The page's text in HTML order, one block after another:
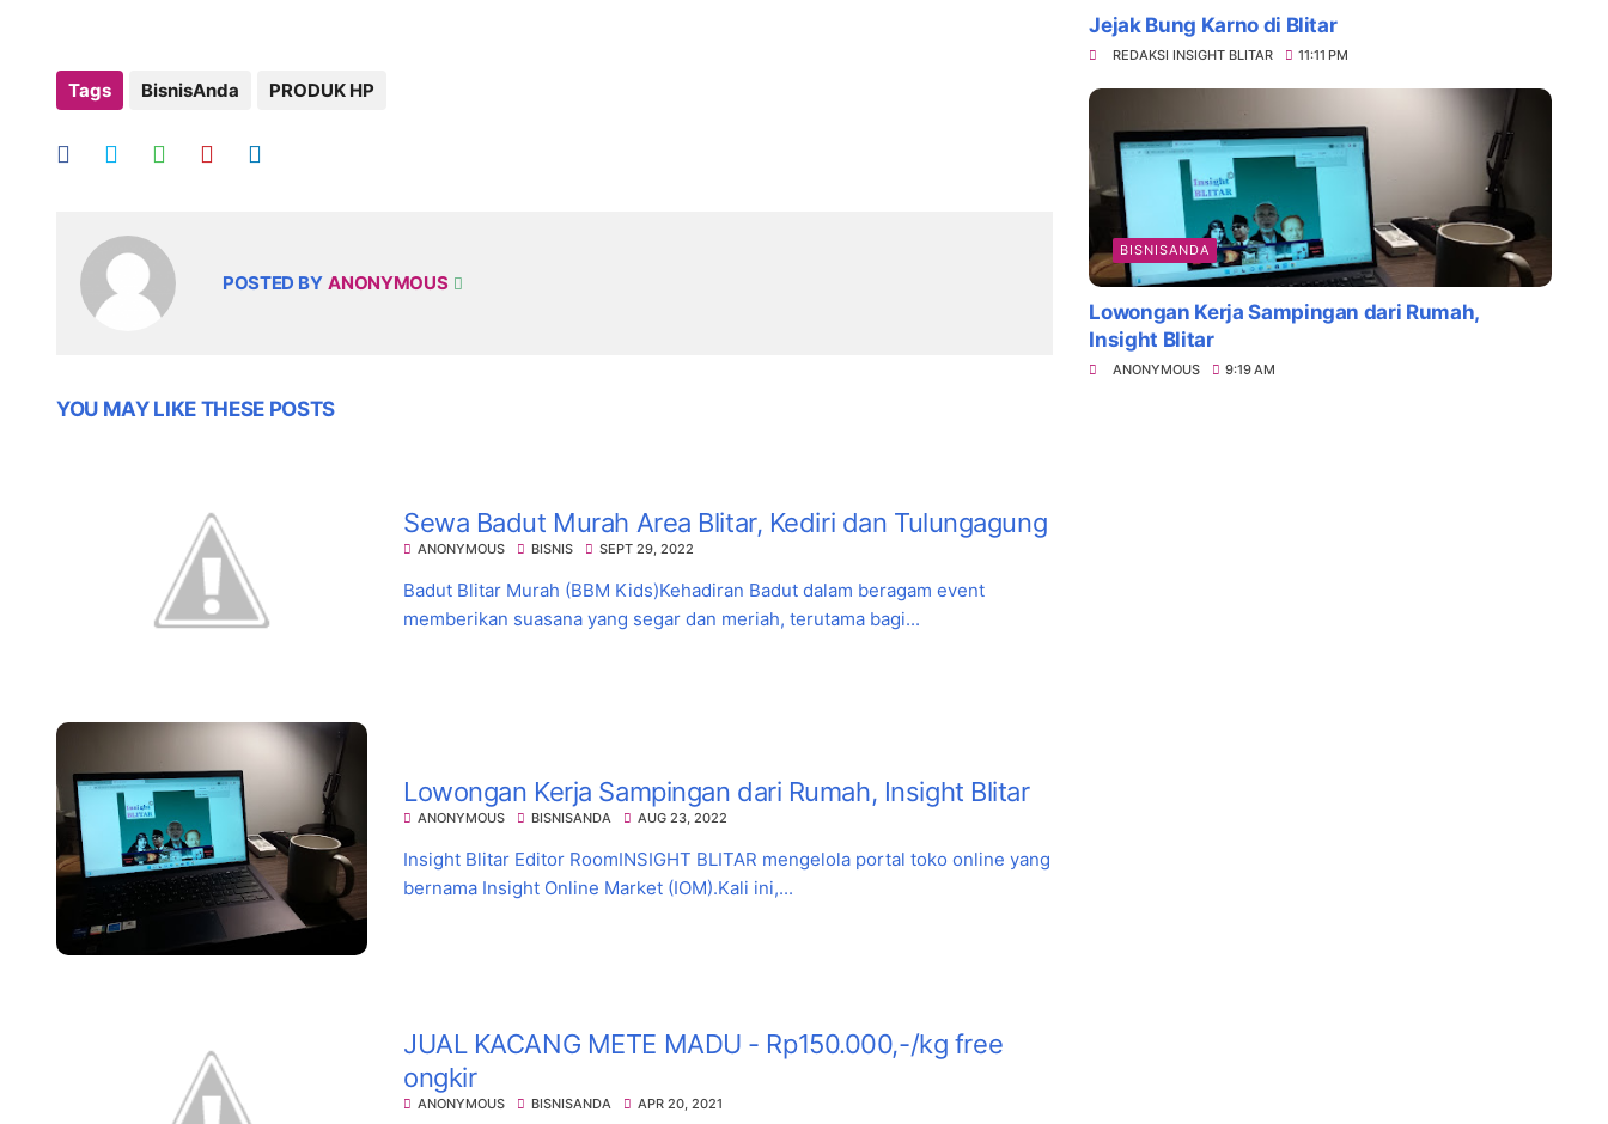
Tags BisnisAnda PRODUK HP
POSTED BY ANONYMOUS
YOU MAY LIKE THESE POSTS
Sewa Badut Murah Area Blitar, Kediri dan Tulungagung
ANONYMOUS BISNIS SEPT 29, 2022
Badut Blitar Murah (BBM Kids)Kehadiran Badut dalam beragam event
memberikan suasana yang segar dan meriah, terutama bagi...
Lowongan Kerja Sampingan dari Rumah, Insight Blitar
ANONYMOUS BISNISANDA AUG 23, 2022
Insight Blitar Editor RoomINSIGHT BLITAR mengelola portal toko online yang
bernama Insight Online Market (IOM).Kali ini,...
JUAL KACANG METE MADU - Rp150.000,-/kg free
ongkir
ANONYMOUS BISNISANDA APR 20, 2021
Jejak Bung Karno di Blitar
REDAKSI INSIGHT BLITAR 11:11 PM
BISNISANDA
Lowongan Kerja Sampingan dari Rumah,
Insight Blitar
ANONYMOUS 9:19 AM